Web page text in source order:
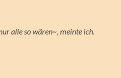
alle so wären~, meinte ich.